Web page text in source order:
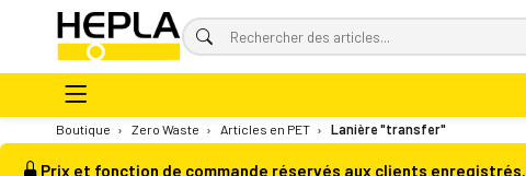
Boutique › Zero Waste › Articles en PET › Lanière "transfer"
Prix et fonction de commande réservés aux clients enregistrés.